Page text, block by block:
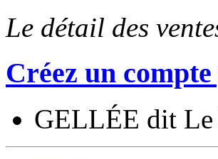
Le détail des
Créez un
GELLÉE dit